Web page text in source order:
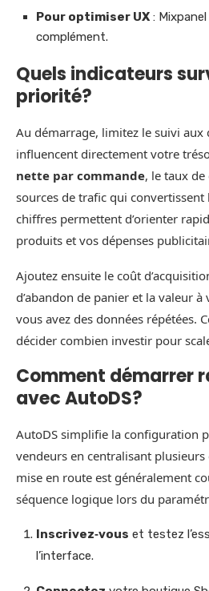
Pour optimiser UX :
complément.
Quels indicateurs
priorité?
Au démarrage, limitez le suivi
influencent directement votre
nette par commande, le taux
sources de trafic qui convertissent
chiffres permettent d’orienter
produits et vos dépenses
Ajoutez ensuite le coût
d’abandon de panier et la valeur à
vous avez des données répétées.
décider combien investir pour
Comment démarrer
avec AutoDS?
AutoDS simplifie la configuration
vendeurs en centralisant plusieurs
mise en route est généralement
séquence logique lors du
Inscrivez‑vous et testez
l’interface.